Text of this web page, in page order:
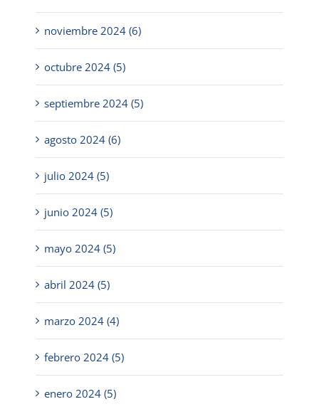
noviembre 2024 (6)
octubre 2024 (5)
septiembre 2024 (5)
agosto 2024 (6)
julio 2024 (5)
junio 2024 (5)
mayo 2024 (5)
abril 2024 (5)
marzo 2024 (4)
febrero 2024 (5)
enero 2024 (5)